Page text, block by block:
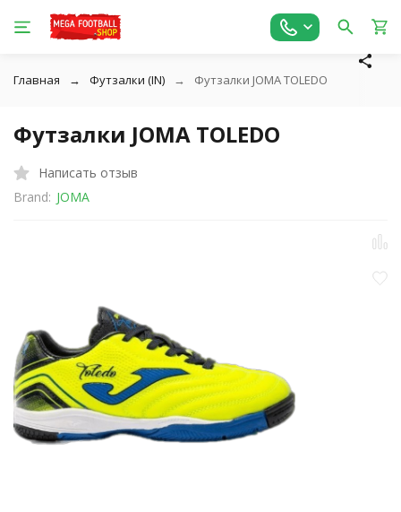
Главная Футзалки (IN) Футзалки JOMA TOLEDO
Футзалки JOMA TOLEDO
Написать отзыв
Brand: JOMA